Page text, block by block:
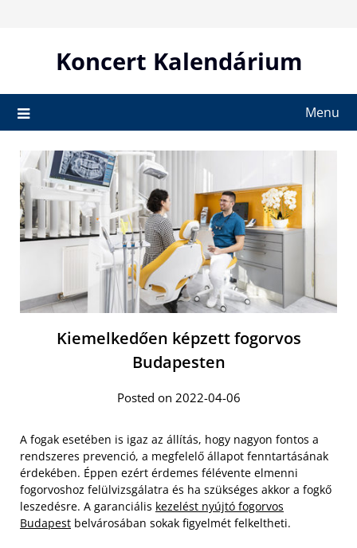
Koncert Kalendárium
Menu
Kiemelkedően képzett fogorvos
Budapesten
Posted on 2022-04-06
A fogak esetében is igaz az állítás, hogy nagyon fontos a
rendszeres prevenció, a megfelelő állapot fenntartásának
érdekében. Éppen ezért érdemes félévente elmenni
fogorvoshoz felülvizsgálatra és ha szükséges akkor a fogkő
leszedésre. A garanciális kezelést nyújtó fogorvos
Budapest belvárosában sokak figyelmét felkeltheti.